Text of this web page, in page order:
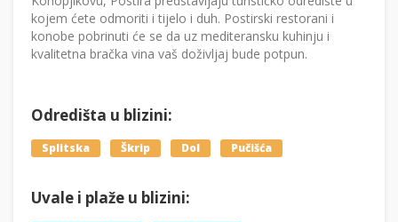
kojem ćete odmoriti i tijelo i duh. Postirski restorani i
konobe pobrinuti će se da uz mediteransku kuhinju i
kvalitetna bračka vina vaš doživljaj bude potpun.
Odredišta u blizini:
Splitska Škrip Dol Pučišća
Uvale i plaže u blizini: